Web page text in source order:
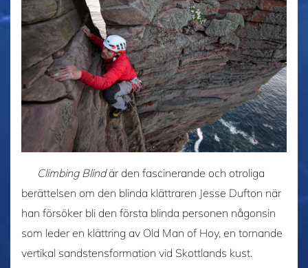
Climbing Blindär den fascinerande och otroliga
berättelsen om den blinda klättraren Jesse Dufton när
han försöker bli den första blinda personen någonsin
som leder en klättring av Old Man of Hoy, en tornande
vertikal sandstensformation vid Skottlands kust.